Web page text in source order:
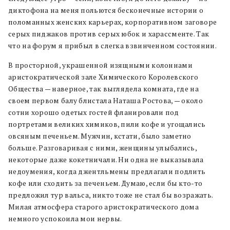
диктофона на меня польются бесконечные истории о
поломанных женских карьерах, корпоративном заговоре
серых пиджаков против серых юбок и харассменте. Так
что на форум я прибыл в слегка взвинченном состоянии.
В просторной, украшенной изящными колоннами
аристократической зале Химического Королевского
Общества — наверное, так выглядела комната, где на
своем первом балу блистала Наташа Ростова, — около
сотни хорошо одетых гостей фланировали под
портретами великих химиков, пили кофе и угощались
овсяным печеньем. Мужчин, кстати, было заметно
больше. Разговаривая с ними, женщины улыбались,
некоторые даже кокетничали. Ни одна не выказывала
недоумения, когда джентльмены предлагали подлить
кофе или сходить за печеньем. Думаю, если бы кто-то
предложил тур вальса, никто тоже не стал бы возражать.
Милая атмосфера старого аристократического дома
немного успокоила мои нервы.